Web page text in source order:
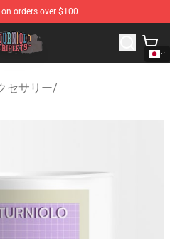
orders over $100
- Official Sturniolo Triplets
セサリー/